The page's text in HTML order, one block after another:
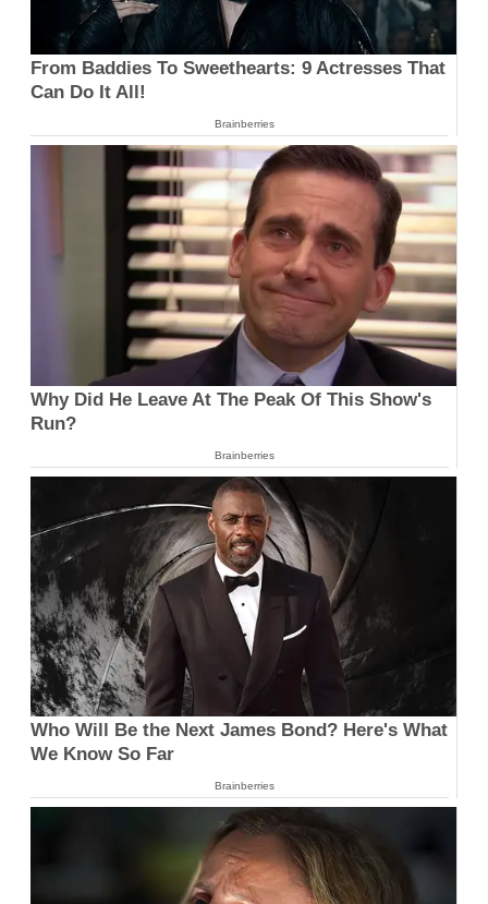
From Baddies To Sweethearts: 9 Actresses That
Can Do It All!
Brainberries
Why Did He Leave At The Peak Of This Show's
Run?
Brainberries
Who Will Be the Next James Bond? Here's What
We Know So Far
Brainberries